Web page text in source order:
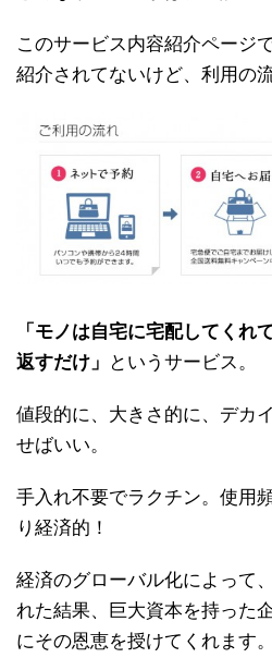
このサービス内容紹介ページ
紹介されてないけど、利用の
「モノは自宅に宅配してくれ
返すだけ」
というサービス。
値段的に、大きさ的に、デカ
せばいい。
手入れ不要でラクチン。使用
り経済的！
経済のグローバル化によって
れた結果、巨大資本を持った
にその恩恵を授けてくれます。